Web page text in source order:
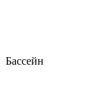
Бассейн